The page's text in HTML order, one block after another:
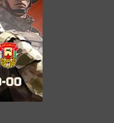
в
MАХ: